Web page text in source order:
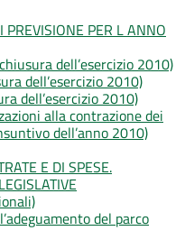
PER L ANNO
dell’esercizio 2010)
dell’esercizio 2010)
dell’esercizio 2010)
alla contrazione dei
dell’anno 2010)
E DI SPESE.
del parco